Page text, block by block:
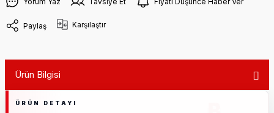
Paylaş Karşılaştır
Ürün Bilgisi